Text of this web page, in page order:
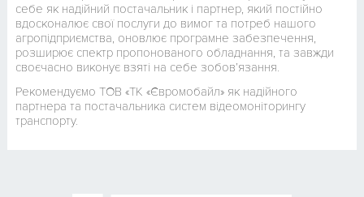
себе як надійний постачальник і партнер, який постійно
вдосконалює свої послуги до вимог та потреб нашого
агропідприємства, оновлює програмне забезпечення,
розширює спектр пропонованого обладнання, та завжди
своєчасно виконує взяті на себе зобов’язання.
Рекомендуємо ТОВ «ТК «Євромобайл» як надійного
партнера та постачальника систем відеомоніторингу
транспорту.